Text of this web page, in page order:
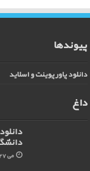
پیوندها
دانلود پاورپوینت و اسلاید
داغ
می 27, 2015